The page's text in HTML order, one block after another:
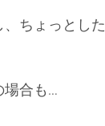
ちょっとした
場合も…